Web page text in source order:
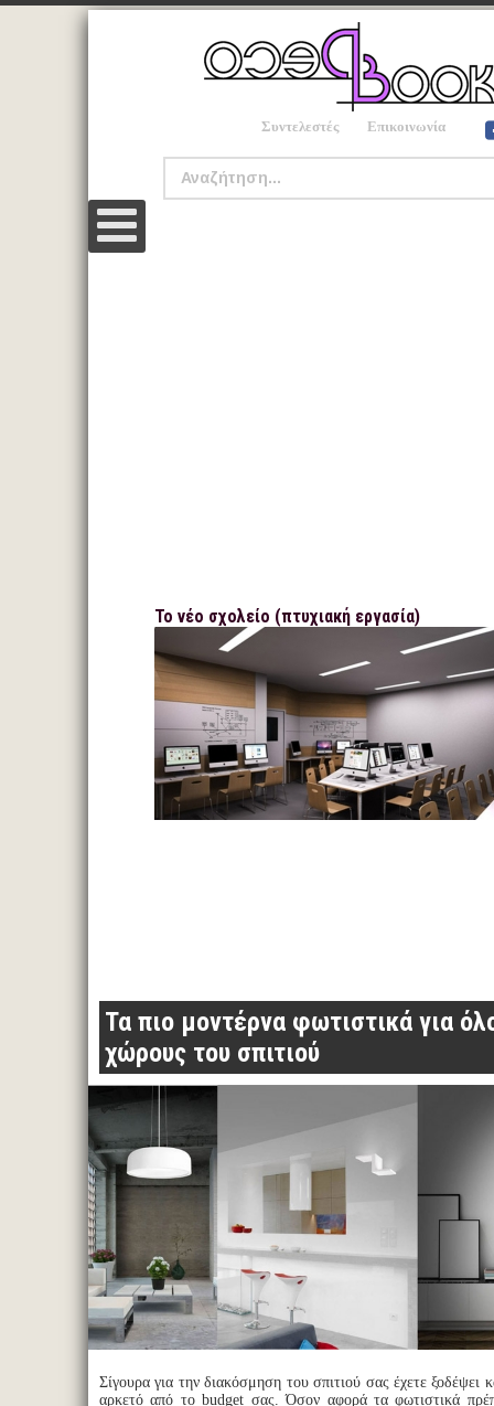
Συντελεστές Επικοινωνία
Το νέο σχολείο (πτυχιακή εργασία)
Τα πιο μοντέρνα φωτιστικά για
χώρους του σπιτιού
Σίγουρα για την διακόσμηση του σπιτιού σας έχετε ξοδέψει
αρκετό από το budget σας. Όσον αφορά τα φωτιστικά